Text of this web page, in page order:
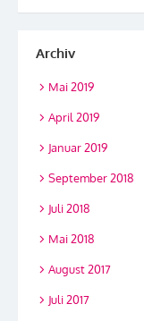
Archiv
Mai 2019
April 2019
Januar 2019
September 2018
Juli 2018
Mai 2018
August 2017
Juli 2017